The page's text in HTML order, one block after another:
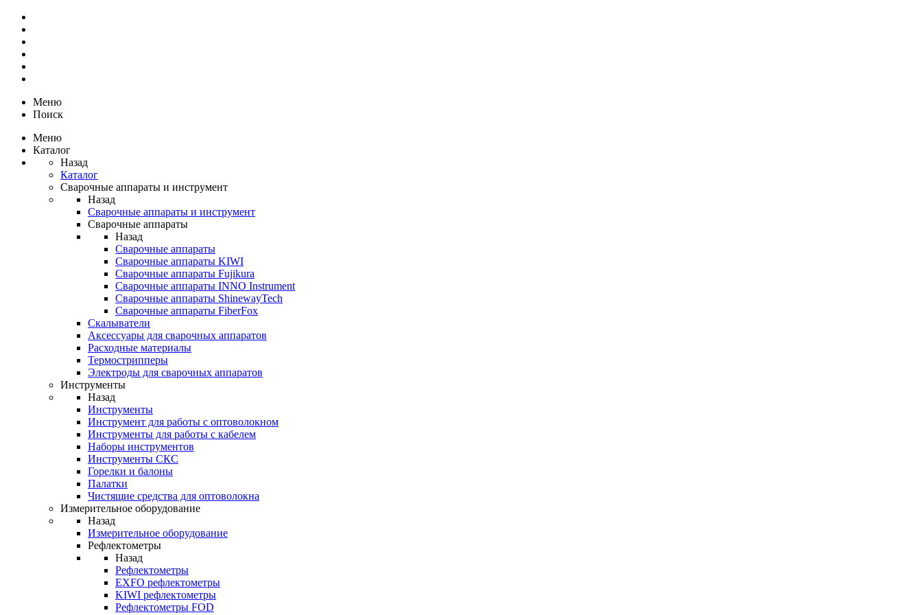
Меню
Поиск
Меню
Каталог
Назад
Каталог
Сварочные аппараты и инструмент
Назад
Сварочные аппараты и инструмент
Сварочные аппараты
Назад
Сварочные аппараты
Сварочные аппараты KIWI
Сварочные аппараты Fujikura
Сварочные аппараты INNO Instrument
Сварочные аппараты ShinewayTech
Cварочные аппараты FiberFox
Скалыватели
Аксессуары для сварочных аппаратов
Расходные материалы
Термострипперы
Электроды для сварочных аппаратов
Инструменты
Назад
Инструменты
Инструмент для работы с оптоволокном
Инструменты для работы с кабелем
Наборы инструментов
Инструменты СКС
Горелки и балоны
Палатки
Чистящие средства для оптоволокна
Измерительное оборудование
Назад
Измерительное оборудование
Рефлектометры
Назад
Рефлектометры
EXFO рефлектометры
KIWI рефлектометры
Рефлектометры FOD